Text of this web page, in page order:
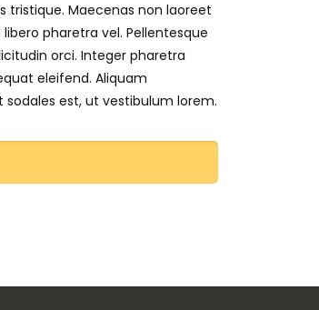
tristique. Maecenas non laoreet
pharetra vel. Pellentesque
orci. Integer pharetra
eleifend. Aliquam
est, ut vestibulum lorem.